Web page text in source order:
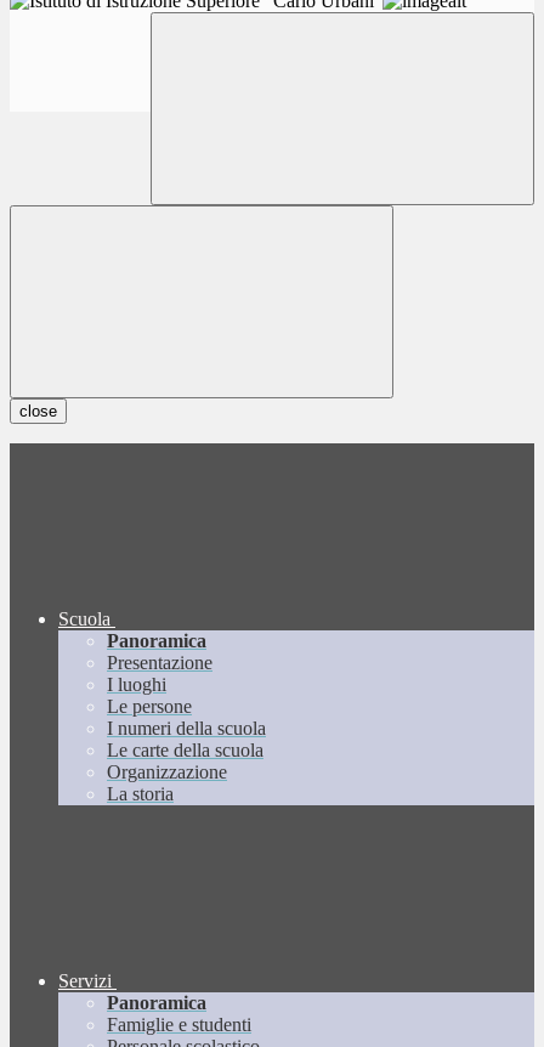
close
Scuola
Panoramica
Presentazione
I luoghi
Le persone
I numeri della scuola
Le carte della scuola
Organizzazione
La storia
Servizi
Panoramica
Famiglie e studenti